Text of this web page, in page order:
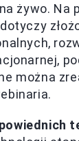
żywo. Na
można